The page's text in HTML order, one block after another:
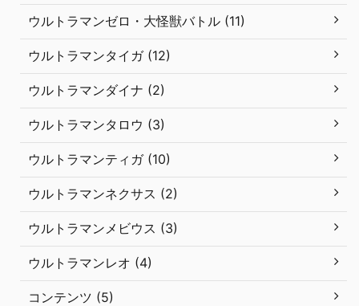
ウルトラマンゼロ・大怪獣バトル (11)
ウルトラマンタイガ (12)
ウルトラマンダイナ (2)
ウルトラマンタロウ (3)
ウルトラマンティガ (10)
ウルトラマンネクサス (2)
ウルトラマンメビウス (3)
ウルトラマンレオ (4)
コンテンツ (5)